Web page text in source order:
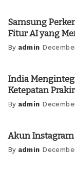
Samsung
Fitur AI yang
Posted
By admin
India
Ketepatan
Posted
By admin
Akun
Posted
By admin